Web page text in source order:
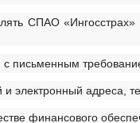
СПАО «Ингосстрах»
письменным
и электронный адреса,
финансового